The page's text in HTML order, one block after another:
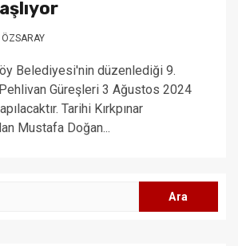
Belediyesi'nin düzenlediği 9.
Güreşleri 3 Ağustos 2024
Tarihi Kırkpınar
Mustafa Doğan...